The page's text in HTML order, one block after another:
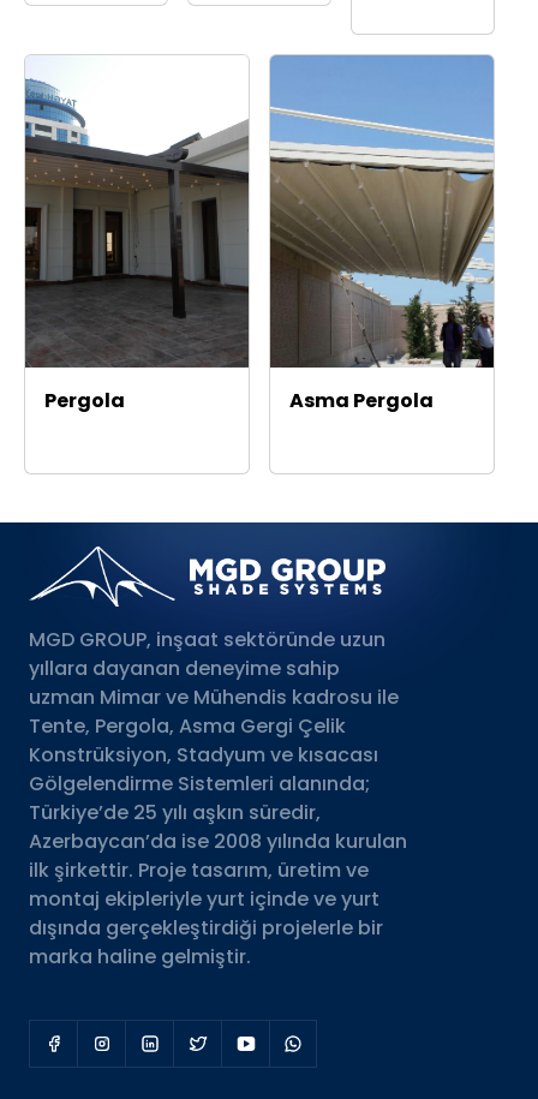
Pergola Asma Pergola
MGD GROUP, inşaat sektöründe uzun
yıllara dayanan deneyime sahip
uzman Mimar ve Mühendis kadrosu ile
Tente, Pergola, Asma Gergi Çelik
Konstrüksiyon, Stadyum ve kısacası
Gölgelendirme Sistemleri alanında;
Türkiye’de 25 yılı aşkın süredir,
Azerbaycan’da ise 2008 yılında kurulan
ilk şirkettir. Proje tasarım, üretim ve
montaj ekipleriyle yurt içinde ve yurt
dışında gerçekleştirdiği projelerle bir
marka haline gelmiştir.